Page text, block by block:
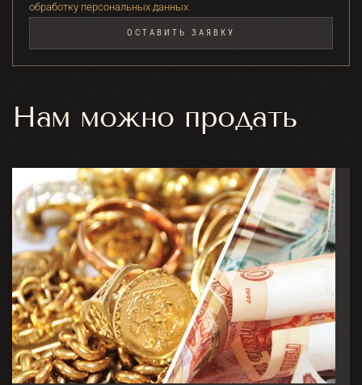
обработку персональных данных.
ОСТАВИТЬ ЗАЯВКУ
Нам можно продать